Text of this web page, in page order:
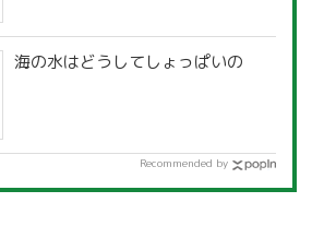
海の水はどうしてしょっぱいの
Recommended by